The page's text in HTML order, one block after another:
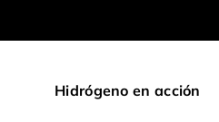
Hidrógeno en acción